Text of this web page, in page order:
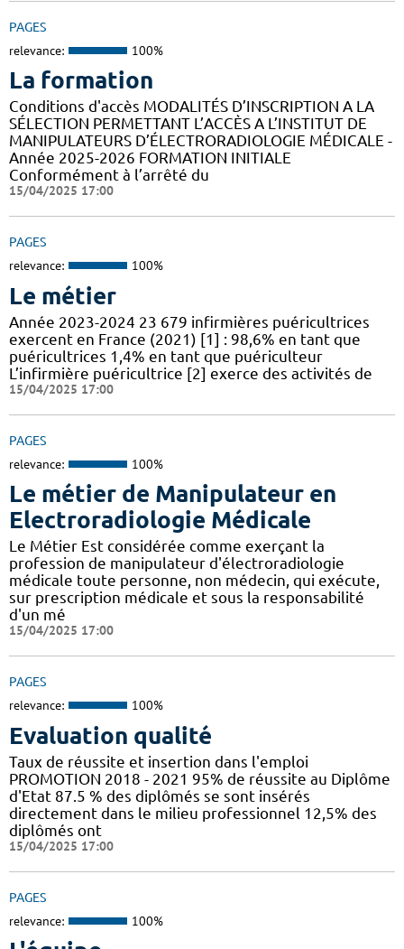
PAGES
relevance: 100%
La formation
Conditions d'accès MODALITÉS D’INSCRIPTION A LA
SÉLECTION PERMETTANT L’ACCÈS A L’INSTITUT DE
MANIPULATEURS D’ÉLECTRORADIOLOGIE MÉDICALE -
Année 2025-2026 FORMATION INITIALE
Conformément à l’arrêté du
15/04/2025 17:00
PAGES
relevance: 100%
Le métier
Année 2023-2024 23 679 infirmières puéricultrices
exercent en France (2021) [1] : 98,6% en tant que
puéricultrices 1,4% en tant que puériculteur
L’infirmière puéricultrice [2] exerce des activités de
15/04/2025 17:00
PAGES
relevance: 100%
Le métier de Manipulateur en
Electroradiologie Médicale
Le Métier Est considérée comme exerçant la
profession de manipulateur d'électroradiologie
médicale toute personne, non médecin, qui exécute,
sur prescription médicale et sous la responsabilité
d'un mé
15/04/2025 17:00
PAGES
relevance: 100%
Evaluation qualité
Taux de réussite et insertion dans l'emploi
PROMOTION 2018 - 2021 95% de réussite au Diplôme
d'Etat 87.5 % des diplômés se sont insérés
directement dans le milieu professionnel 12,5% des
diplômés ont
15/04/2025 17:00
PAGES
relevance: 100%